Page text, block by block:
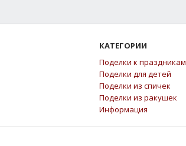
КАТЕГОРИИ
Поделки к праздникам
Поделки для детей
Поделки из спичек
Поделки из ракушек
Информация